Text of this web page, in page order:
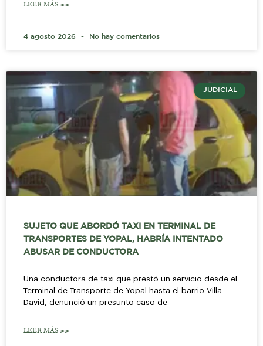
LEER MÁS >>
4 agosto 2026 No hay comentarios
JUDICIAL
SUJETO QUE ABORDÓ TAXI EN TERMINAL DE
TRANSPORTES DE YOPAL, HABRÍA INTENTADO
ABUSAR DE CONDUCTORA
Una conductora de taxi que prestó un servicio desde el
Terminal de Transporte de Yopal hasta el barrio Villa
David, denunció un presunto caso de
LEER MÁS >>